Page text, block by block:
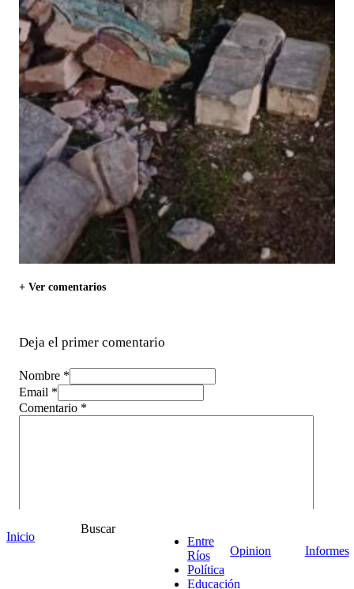
+ Ver comentarios
Deja el primer comentario
Nombre *
Email *
Comentario *
Inicio
Buscar
Entre
Ríos
Política
Educación
Opinion Informes